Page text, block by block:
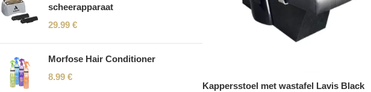
scheerapparaat
29.99 €
Morfose Hair Conditioner
8.99 €
Kappersstoel met wastafel Lavis Black